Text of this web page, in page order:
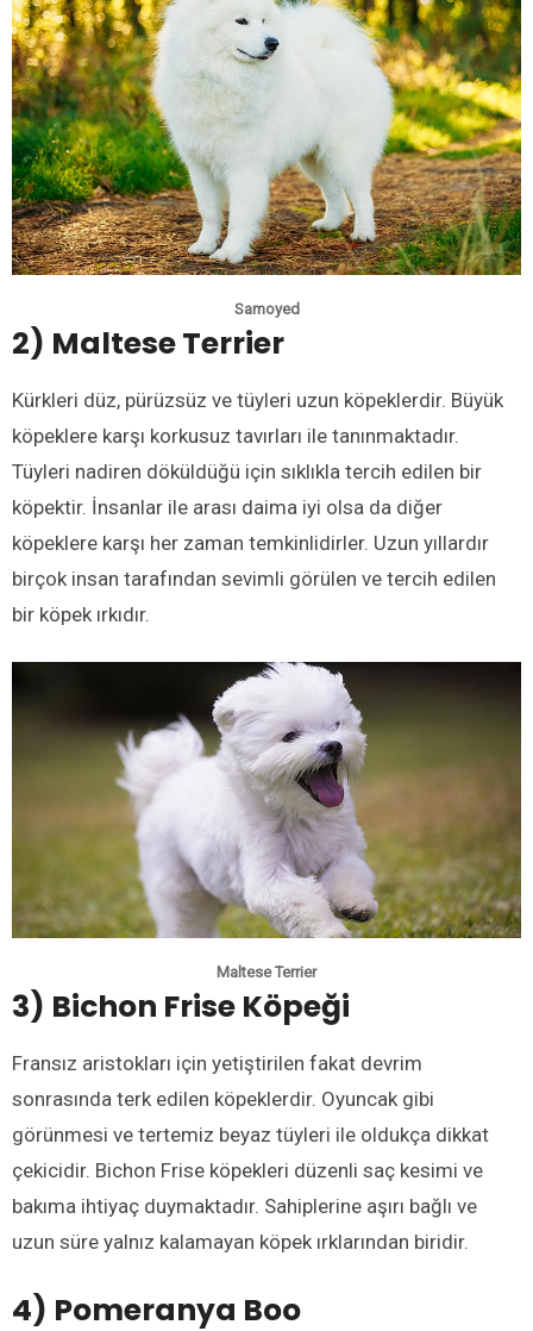
Samoyed
2) Maltese Terrier
Kürkleri düz, pürüzsüz ve tüyleri uzun köpeklerdir. Büyük
köpeklere karşı korkusuz tavırları ile tanınmaktadır.
Tüyleri nadiren döküldüğü için sıklıkla tercih edilen bir
köpektir. İnsanlar ile arası daima iyi olsa da diğer
köpeklere karşı her zaman temkinlidirler. Uzun yıllardır
birçok insan tarafından sevimli görülen ve tercih edilen
bir köpek ırkıdır.
Maltese Terrier
3) Bichon Frise Köpeği
Fransız aristokları için yetiştirilen fakat devrim
sonrasında terk edilen köpeklerdir. Oyuncak gibi
görünmesi ve tertemiz beyaz tüyleri ile oldukça dikkat
çekicidir. Bichon Frise köpekleri düzenli saç kesimi ve
bakıma ihtiyaç duymaktadır. Sahiplerine aşırı bağlı ve
uzun süre yalnız kalamayan köpek ırklarından biridir.
4) Pomeranya Boo